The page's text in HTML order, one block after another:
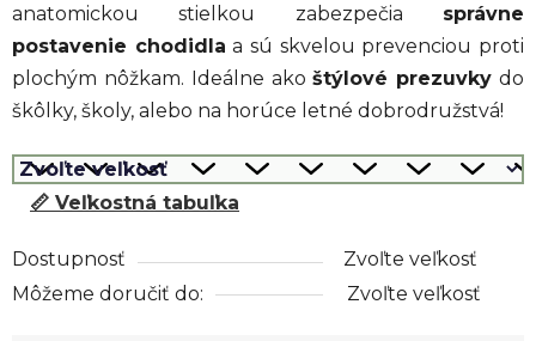
anatomickou stielkou zabezpečia správne
postavenie chodidla a sú skvelou prevenciou proti
plochým nôžkam. Ideálne akoštýlové prezuvky do
škôlky, školy, alebo na horúce letné dobrodružstvá!
📏 Veľkostná tabuľka
Dostupnosť
Zvoľte veľkosť
Môžeme doručiť do:
Zvoľte veľkosť